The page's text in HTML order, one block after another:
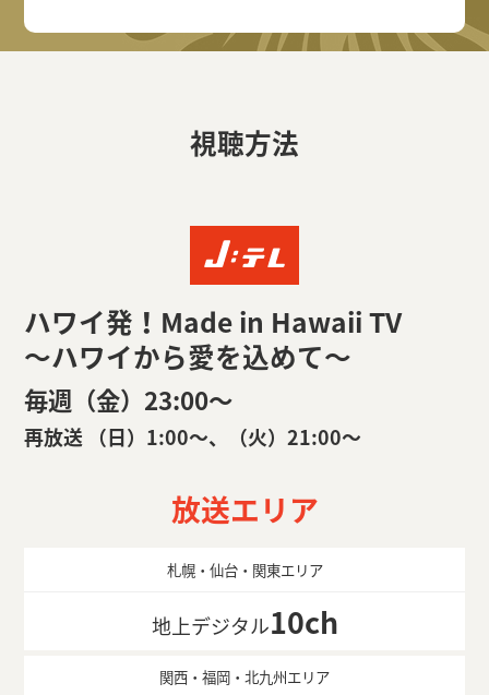
視聴方法
ハワイ発！Made in Hawaii TV
～ハワイから愛を込めて～
毎週（金）23:00〜
再放送 （日）1:00〜、（火）21:00〜
放送エリア
札幌・仙台・関東エリア
地上デジタル10ch
関西・福岡・北九州エリア